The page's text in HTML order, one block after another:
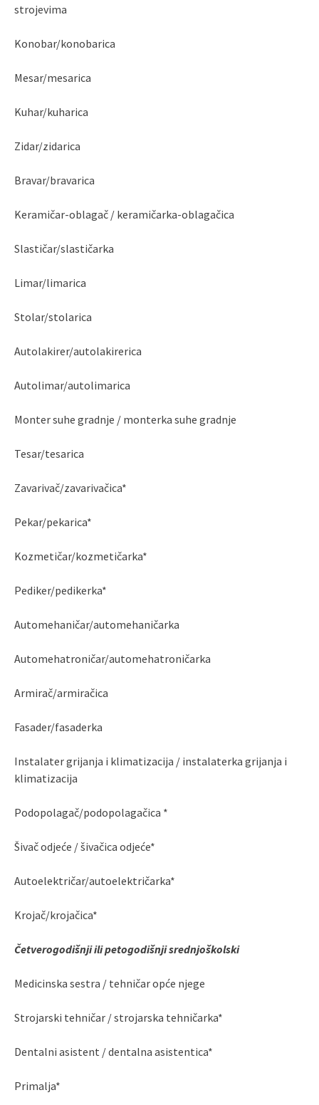
strojevima
Konobar/konobarica
Mesar/mesarica
Kuhar/kuharica
Zidar/zidarica
Bravar/bravarica
Keramičar-oblagač / keramičarka-oblagačica
Slastičar/slastičarka
Limar/limarica
Stolar/stolarica
Autolakirer/autolakirerica
Autolimar/autolimarica
Monter suhe gradnje / monterka suhe gradnje
Tesar/tesarica
Zavarivač/zavarivačica*
Pekar/pekarica*
Kozmetičar/kozmetičarka*
Pediker/pedikerka*
Automehaničar/automehaničarka
Automehatroničar/automehatroničarka
Armirač/armiračica
Fasader/fasaderka
Instalater grijanja i klimatizacija / instalaterka grijanja i
klimatizacija
Podopolagač/podopolagačica *
Šivač odjeće / šivačica odjeće*
Autoelektričar/autoelektričarka*
Krojač/krojačica*
Četverogodišnji ili petogodišnji srednjoškolski
Medicinska sestra / tehničar opće njege
Strojarski tehničar / strojarska tehničarka*
Dentalni asistent / dentalna asistentica*
Primalja*